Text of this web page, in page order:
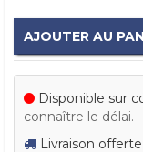
AJOUTER AU
Disponible sur
connaître le délai.
Livraison